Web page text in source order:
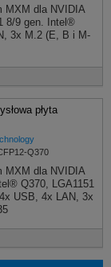
MXM dla NVIDIA
8/9 gen. Intel®
3x M.2 (E, B i M-
płyta
Q370
MXM dla NVIDIA
Q370, LGA1151
USB, 4x LAN, 3x